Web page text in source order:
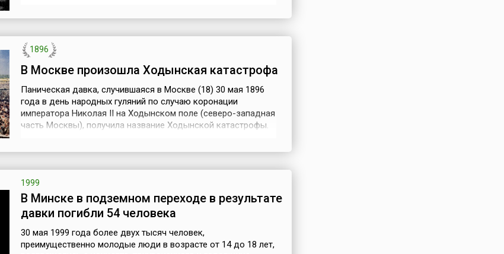
договора, по приказу генерал-гу...
1896
В Москве произошла Ходынская катастрофа
Паническая давка, случившаяся в Москве (18) 30 мая 1896
года в день народных гуляний по случаю коронации
императора Николая II на Ходынском поле (северо-западная
часть Москвы), получила название Ходынской катастрофы.
само оно покрыто...
1999
В Минске в подземном переходе в результате
давки погибли 54 человека
30 мая 1999 года более двух тысяч человек,
преимущественно молодые люди в возрасте от 14 до 18 лет,